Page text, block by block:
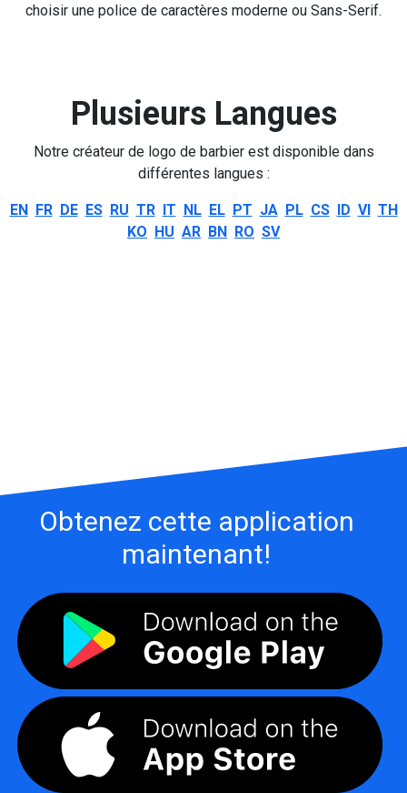
choisir une police de caractères moderne ou Sans-Serif.
Plusieurs Langues
Notre créateur de logo de barbier est disponible dans
différentes langues :
EN FR DE ES RU TR IT NL EL PT JA PL CS ID VI TH
KO HU AR BN RO SV
Obtenez cette application
maintenant!